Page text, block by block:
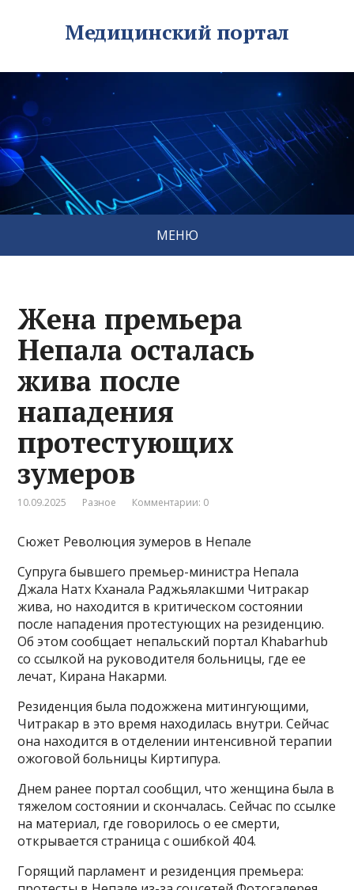
Медицинский портал
МЕНЮ
Жена премьера
Непала осталась
жива после
нападения
протестующих
зумеров
10.09.2025 Разное Комментарии: 0
Сюжет Революция зумеров в Непале
Супруга бывшего премьер-министра Непала
Джала Натх Кханала Раджьялакшми Читракар
жива, но находится в критическом состоянии
после нападения протестующих на резиденцию.
Об этом сообщает непальский портал Khabarhub
со ссылкой на руководителя больницы, где ее
лечат, Кирана Накарми.
Резиденция была подожжена митингующими,
Читракар в это время находилась внутри. Сейчас
она находится в отделении интенсивной терапии
ожоговой больницы Киртипура.
Днем ранее портал сообщил, что женщина была в
тяжелом состоянии и скончалась. Сейчас по ссылке
на материал, где говорилось о ее смерти,
открывается страница с ошибкой 404.
Горящий парламент и резиденция премьера: